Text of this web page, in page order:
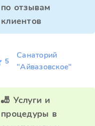
по отзывам
клиентов
5
Санаторий
"Айвазовское"
🎳 Услуги и
процедуры в